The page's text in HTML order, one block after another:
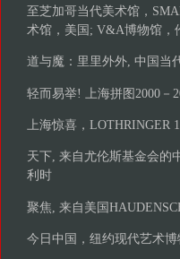
至芝加哥当代美术馆，
术馆，美国; V&A博物馆，
道与魔：里里外外, 中国当
轻而易举! 上海拼图2000－
上海惊喜，LOTHRINGER
天下, 来自尤伦斯基金会的
利时
聚焦, 来自美国
今日中国，纽约现代艺术博